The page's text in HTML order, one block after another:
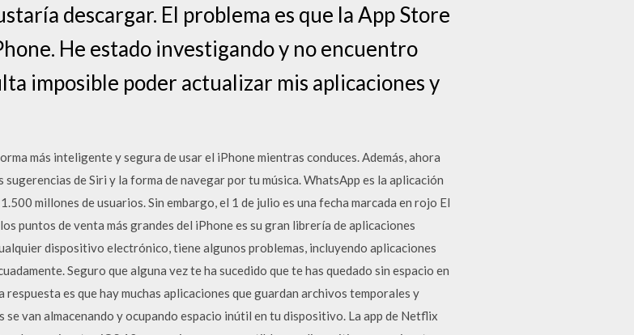
descargar. El problema es que la App Store
He estado investigando y no encuentro
imposible poder actualizar mis aplicaciones y
más inteligente y segura de usar el iPhone mientras conduces. Además, ahora
de Siri y la forma de navegar por tu música. WhatsApp es la aplicación
millones de usuarios. Sin embargo, el 1 de julio es una fecha marcada en rojo El
puntos de venta más grandes del iPhone es su gran librería de aplicaciones
dispositivo electrónico, tiene algunos problemas, incluyendo aplicaciones
Seguro que alguna vez te ha sucedido que te has quedado sin espacio en
es que hay muchas aplicaciones que guardan archivos temporales y
van almacenando y ocupando espacio inútil en tu dispositivo. La app de Netflix